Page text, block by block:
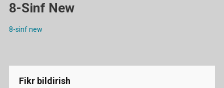
8-Sinf New
8-sinf new
Fikr bildirish